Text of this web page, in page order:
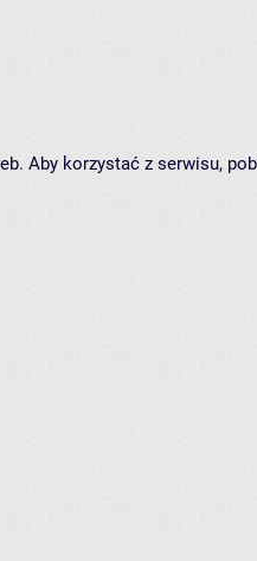
Aby korzystać z serwisu,